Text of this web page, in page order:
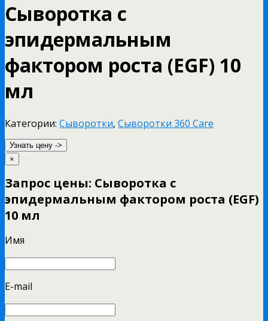
Сыворотка с
эпидермальным
фактором роста (EGF) 10
мл
Категории: Сыворотки, Сыворотки 360 Care
Узнать цену ->
×
Запрос цены: Сыворотка с
эпидермальным фактором роста (EGF)
10 мл
Имя
E-mail